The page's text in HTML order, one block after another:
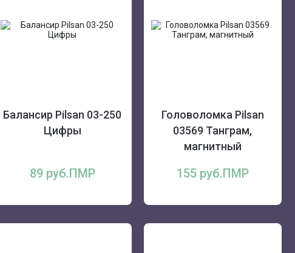
Балансир Pilsan 03-250
Цифры
89 руб.ПМР
Головоломка Pilsan
03569 Танграм,
магнитный
155 руб.ПМР